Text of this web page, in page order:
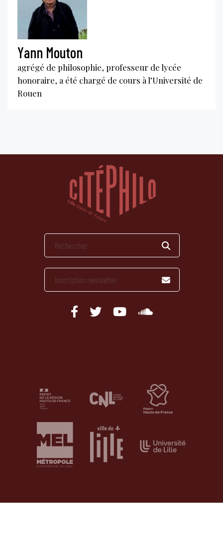
Yann Mouton
agrégé de philosophie, professeur de lycée
honoraire, a été chargé de cours à l’Université de
Rouen